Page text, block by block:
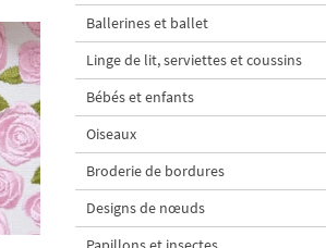
Ballerines et ballet
Linge de lit, serviettes et coussins
Bébés et enfants
Oiseaux
Broderie de bordures
Designs de nœuds